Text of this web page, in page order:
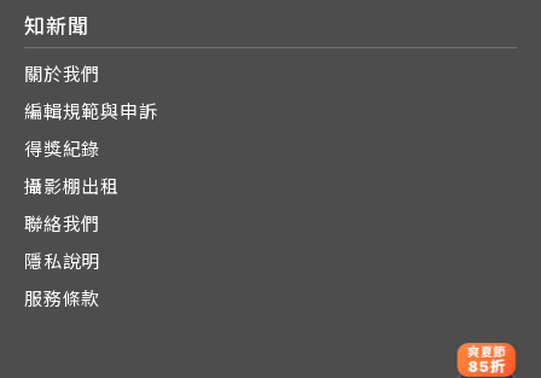
知新聞
關於我們
編輯規範與申訴
得獎紀錄
攝影棚出租
聯絡我們
隱私說明
服務條款
爽夏節
85折